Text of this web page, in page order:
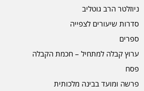
ניוזלטר הרב גוטליב
סדרות שיעורים לצפייה
ספרים
ערוץ קבלה למתחיל – חכמת הקבלה
פסח
פרשה ומועד בבינה מלכותית